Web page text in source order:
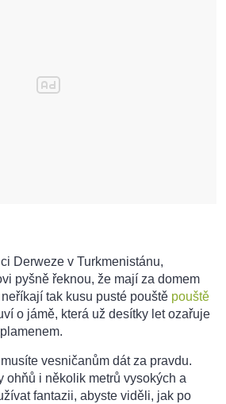
Derweze v Turkmenistánu,
pyšně řeknou, že mají za domem
neříkají tak kusu pusté pouště pouště
o jámě, která už desítky let ozařuje
musíte vesničanům dát za pravdu.
ohňů i několik metrů vysokých a
fantazii, abyste viděli, jak po